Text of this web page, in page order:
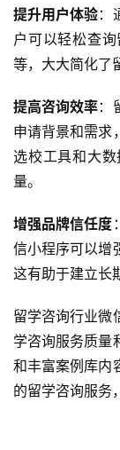
H
5
开
发
微
信
开
发
小
程
序
发
网
站
提升用户体验：
户可以轻松查
等，大大简化了
提高咨询效率：
申请背景和需求
选校工具和大
量。
增强品牌信任度
信小程序可以增
这有助于建立长
留学咨询行业微
学咨询服务质量
和丰富案例库内
的留学咨询服务